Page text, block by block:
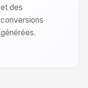
et des
conversions
générées.